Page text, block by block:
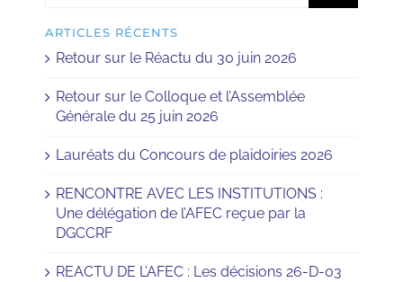
ARTICLES RÉCENTS
Retour sur le Réactu du 30 juin 2026
Retour sur le Colloque et l’Assemblée
Générale du 25 juin 2026
Lauréats du Concours de plaidoiries 2026
RENCONTRE AVEC LES INSTITUTIONS :
Une délégation de l’AFEC reçue par la
DGCCRF
REACTU DE L’AFEC : Les décisions 26-D-03